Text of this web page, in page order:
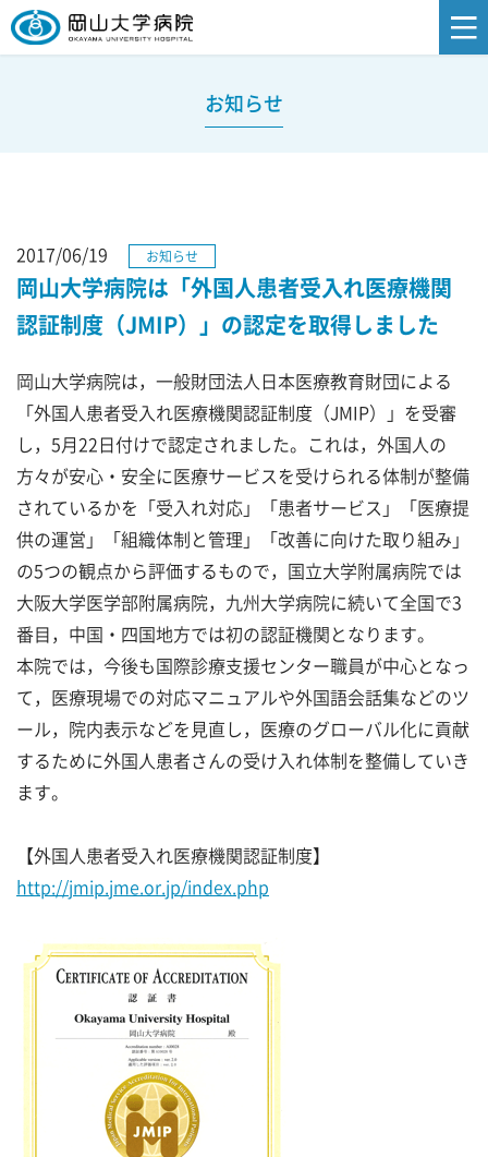
お知らせ
2017/06/19 お知らせ
岡山大学病院は「外国人患者受入れ医療機関
認証制度（JMIP）」の認定を取得しました
岡山大学病院は，一般財団法人日本医療教育財団による
「外国人患者受入れ医療機関認証制度（JMIP）」を受審
し，5月22日付けで認定されました。これは，外国人の
方々が安心・安全に医療サービスを受けられる体制が整備
されているかを「受入れ対応」「患者サービス」「医療提
供の運営」「組織体制と管理」「改善に向けた取り組み」
の5つの観点から評価するもので，国立大学附属病院では
大阪大学医学部附属病院，九州大学病院に続いて全国で3
番目，中国・四国地方では初の認証機関となります。
本院では，今後も国際診療支援センター職員が中心となっ
て，医療現場での対応マニュアルや外国語会話集などのツ
ール，院内表示などを見直し，医療のグローバル化に貢献
するために外国人患者さんの受け入れ体制を整備していき
ます。
【外国人患者受入れ医療機関認証制度】
http://jmip.jme.or.jp/index.php